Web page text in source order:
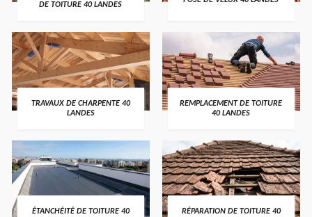
DE TOITURE 40 LANDES
TRAVAUX DE CHARPENTE 40
LANDES
REMPLACEMENT DE TOITURE
40 LANDES
ÉTANCHÉITÉ DE TOITURE 40
RÉPARATION DE TOITURE 40